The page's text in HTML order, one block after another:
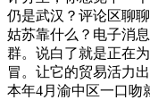
仍是武汉？评论区聊
姑苏靠什么？电子消
群。说白了就是正在
冒。让它的贸易活力
本年4月渝中区一口吻